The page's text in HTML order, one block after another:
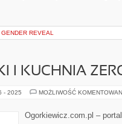
REVEAL
I KUCHNIA
- 2025 MOŻLIWOŚĆ
Ogorkiewicz.com.pl –